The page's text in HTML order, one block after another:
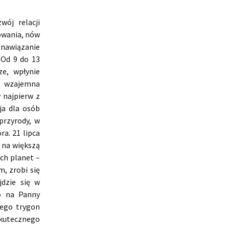
relacji
nów
9 do 13
wpłynie
najpierw z
dla osób
w
21 lipca
większą
planet –
zrobi się
się w
na Panny
trygon